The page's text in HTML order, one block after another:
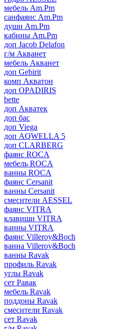
мебель Am.Pm
санфаянс Am.Pm
души Am.Pm
кабины Am.Pm
доп Jacob Delafon
г/м Акванет
мебель Акванет
доп Gebirit
комп Акватон
доп OPADIRIS
bette
доп Акватек
доп бас
доп Viega
доп AQWELLA 5
доп CLARBERG
фаянс ROCA
мебель ROCA
ванны ROCA
фаянс Cersanit
ванны Cersanit
смесители AESSEL
фаянс VITRA
клавиши VITRA
ванны VITRA
фаянс Villeroy&Boch
ванна Villeroy&Boch
ванны Ravak
профиль Ravak
углы Ravak
сет Равак
мебель Ravak
поддоны Ravak
смесители Ravak
сет Ravak